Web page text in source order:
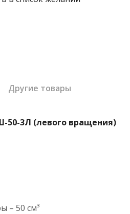
Другие товары
50-3Л (левого вращения)
– 50 см³